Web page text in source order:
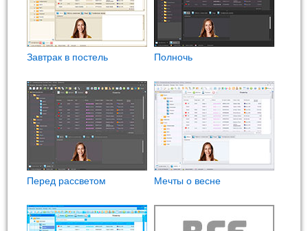
Завтрак в постель Полночь
Перед рассветом Мечты о весне